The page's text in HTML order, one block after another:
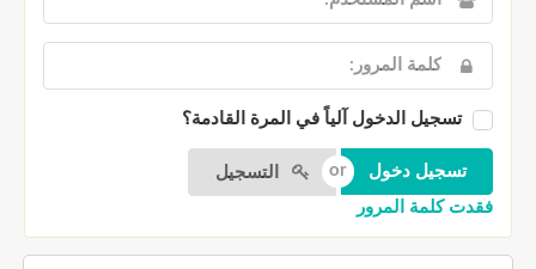
تسجيل الدخول آلياً في المرة القادمة؟
التسجيل
فقدت كلمة المرور